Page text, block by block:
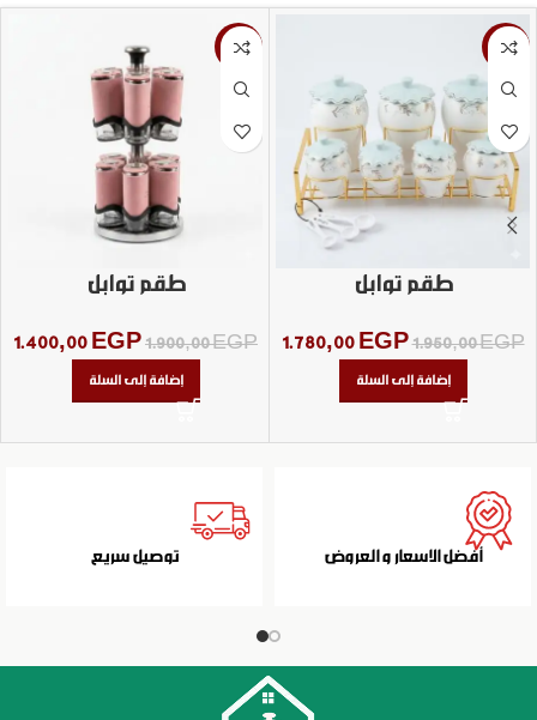
-9%
طقم توابل
1.950,00EGP
1.780,00 EGP
إضافة إلى السلة
-26%
طقم توابل
1.900,00EGP
1.400,00 EGP
إضافة إلى السلة
أفضل الاسعار و العروض توصيل سريع